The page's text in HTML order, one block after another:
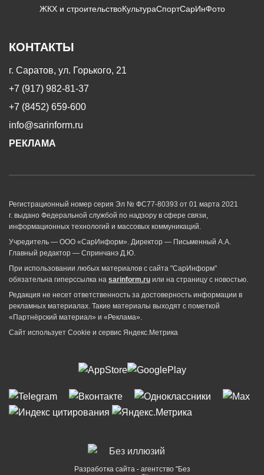
ЖКХ и строительствоКультураСпортСарИнФото
КОНТАКТЫ
г. Саратов, ул. Горького, 21
+7 (917) 982-81-37
+7 (8452) 659-600
info@sarinform.ru
РЕКЛАМА
Регистрационный номер серия Эл № ФС77-80393 от 01 марта 2021
г. выдано Федеральной службой по надзору в сфере связи,
информационных технологий и массовых коммуникаций.
Учредитель — ООО «СарИнформ». Директор — Письменный А.А.
Главный редактор — Спринчанэ Д.Ю.
При использовании любых материалов с сайта "СарИнформ"
обязательна гиперссылка на sarinform.ru или на страницу с новостью.
Редакция не несет ответственность за достоверность информации в
рекламных материалах. Такие материалы выходят с пометкой
«Партнёрский материал» и «Реклама».
Сайт использует Cookie и сервиc Яндекс.Метрика
Разработка сайта - агентство "Без